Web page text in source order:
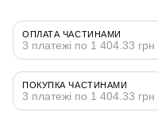
ОПЛАТА ЧАСТИНАМИ
3 платежі по 1 404.33 грн
ПОКУПКА ЧАСТИНАМИ
3 платежі по 1 404.33 грн